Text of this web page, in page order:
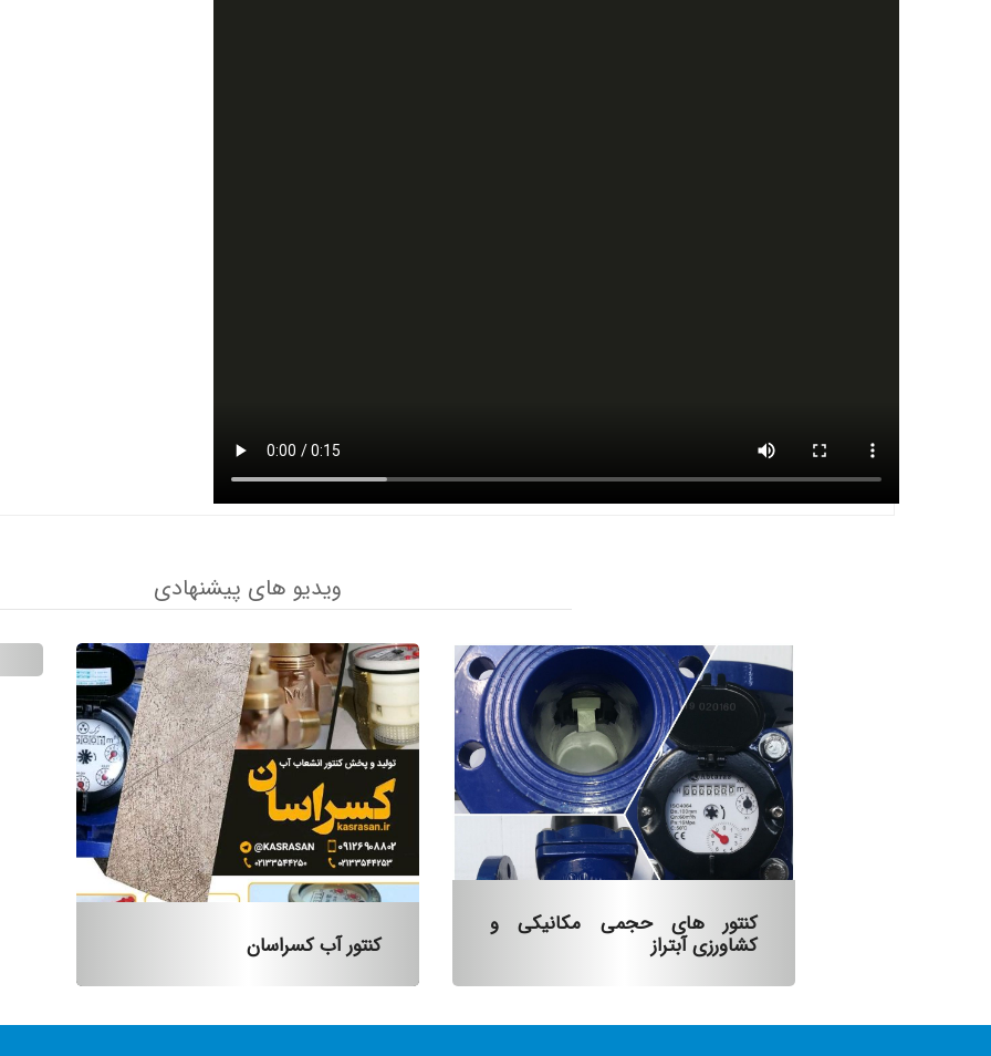
ویدیو های پیشنهادی
کنتور آب کسراسان
کنتور های حجمی مکانیکی و
کشاورزی آبتراز